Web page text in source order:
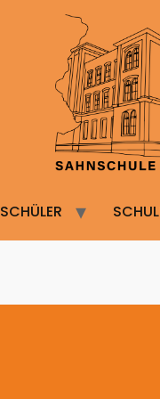
SCHÜLER